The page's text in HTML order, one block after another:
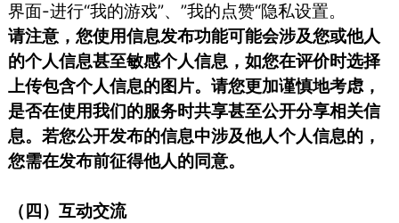
界面-进行“我的游戏”、”我的点赞“隐私设置。
请注意，您使用信息发布功能可能会涉及您或他人
的个人信息甚至敏感个人信息，如您在评价时选择
上传包含个人信息的图片。请您更加谨慎地考虑，
是否在使用我们的服务时共享甚至公开分享相关信
息。若您公开发布的信息中涉及他人个人信息的，
您需在发布前征得他人的同意。
（四）互动交流